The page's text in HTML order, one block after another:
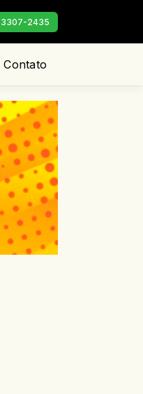
3307-2435
Contato